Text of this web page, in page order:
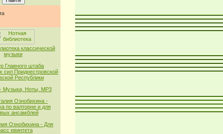
классической
музыки
Главного штаба
сил Приднестровской
Республики
Музыка, Ноты, MP3
Ознобихина -
по валторне и для
ансамблей
Ознобихина - Для
квинтета